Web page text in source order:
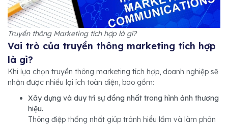
Truyền thông Marketing tích hợp là gì?
Vai trò của truyền thông marketing tích hợp
là gì?
Khi lựa chọn truyền thông marketing tích hợp, doanh nghiệp sẽ
nhận được nhiều lợi ích toàn diện, bao gồm:
Xây dựng và duy trì sự đồng nhất trong hình ảnh thương
hiệu.
Thông điệp thống nhất giúp tránh hiểu lầm và làm phân